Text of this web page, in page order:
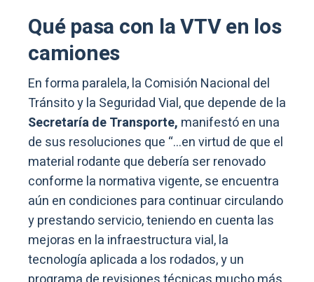
Qué pasa con la VTV en los
camiones
En forma paralela, la Comisión Nacional del
Tránsito y la Seguridad Vial, que depende de la
Secretaría de Transporte, manifestó en una
de sus resoluciones que “…en virtud de que el
material rodante que debería ser renovado
conforme la normativa vigente, se encuentra
aún en condiciones para continuar circulando
y prestando servicio, teniendo en cuenta las
mejoras en la infraestructura vial, la
tecnología aplicada a los rodados, y un